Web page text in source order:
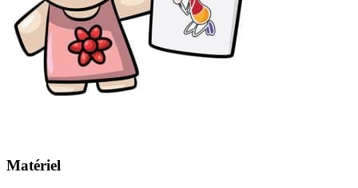
Matériel